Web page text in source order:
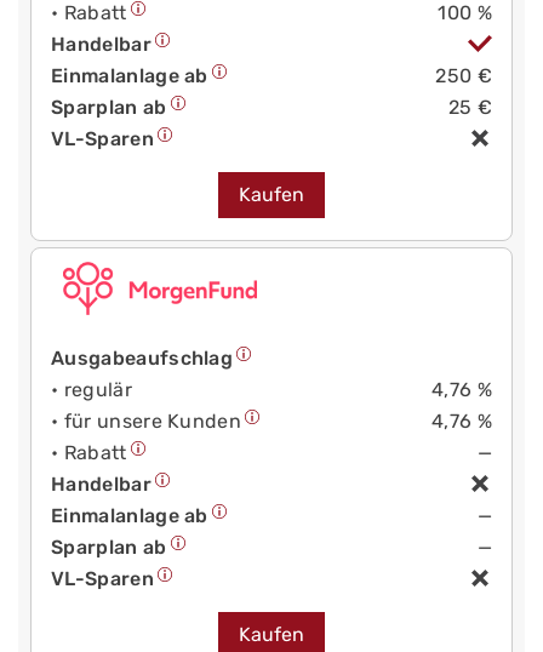
• Rabatt
100 %
Handelbar
Einmalanlage ab
250 €
Sparplan ab
25 €
VL-Sparen
Kaufen
Ausgabeaufschlag
• regulär
4,76 %
• für unsere Kunden
4,76 %
• Rabatt
—
Handelbar
Einmalanlage ab
—
Sparplan ab
—
VL-Sparen
Kaufen